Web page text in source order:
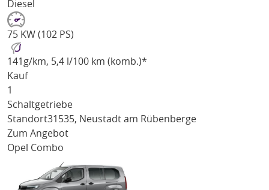
Diesel
75 KW (102 PS)
141 g/km, 5,4 l/100 km (komb.)*
Kauf
1
Schaltgetriebe
Standort31535, Neustadt am Rübenberge
Zum Angebot
Opel Combo